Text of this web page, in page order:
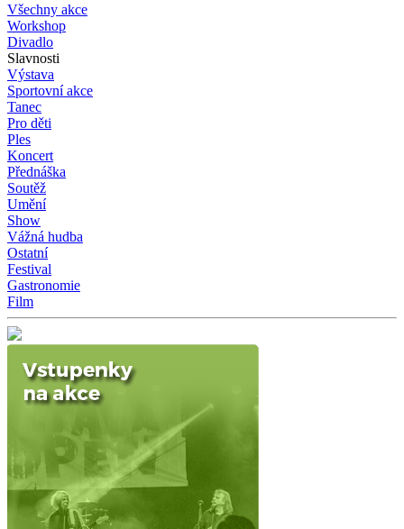
Všechny akce
Workshop
Divadlo
Slavnosti
Výstava
Sportovní akce
Tanec
Pro děti
Ples
Koncert
Přednáška
Soutěž
Umění
Show
Vážná hudba
Ostatní
Festival
Gastronomie
Film